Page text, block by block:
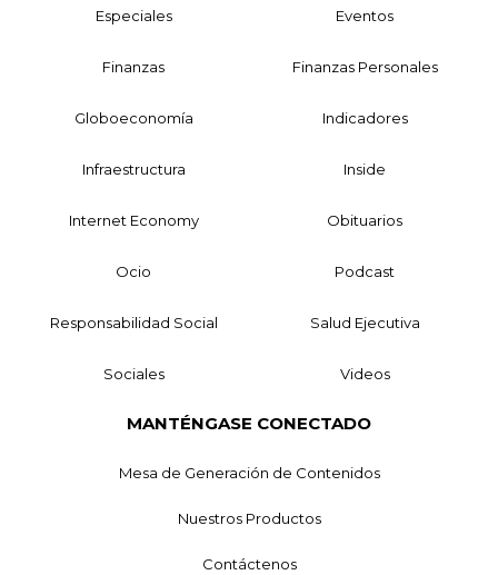
Especiales Eventos
Finanzas Finanzas Personales
Globoeconomía Indicadores
Infraestructura Inside
Internet Economy Obituarios
Ocio Podcast
Responsabilidad Social Salud Ejecutiva
Sociales Videos
MANTÉNGASE CONECTADO
Mesa de Generación de Contenidos
Nuestros Productos
Contáctenos